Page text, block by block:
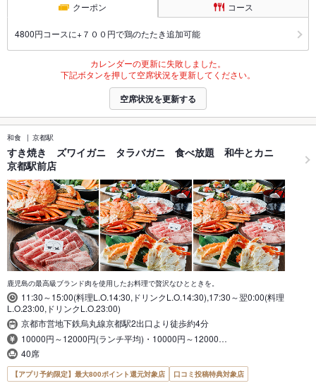
クーポン コース
4800円コースに+７００円で鶏のたたき追加可能
カレンダーの更新に失敗しました。
下記ボタンを押して空席状況を更新してください。
空席状況を更新する
和食 京都駅
すき焼き ズワイガニ タラバガニ 食べ放題 和牛とカニ
京都駅前店
鹿児島の最高級ブランド肉を使用したお料理で贅沢なひとときを。
11:30～15:00(料理L.O.14:30,ドリンクL.O.14:30),17:30～翌0:00(料理
L.O.23:00,ドリンクL.O.23:00)
京都市営地下鉄烏丸線京都駅2出口より徒歩約4分
10000円～12000円(ランチ平均)・10000円～12000…
40席
【アプリ予約限定】最大800ポイント還元対象店 口コミ投稿特典対象店